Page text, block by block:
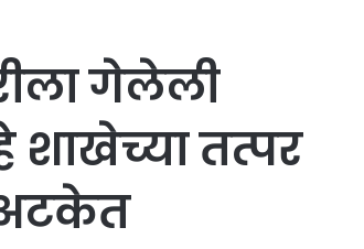
गेलेली
तत्पर
अटकेत